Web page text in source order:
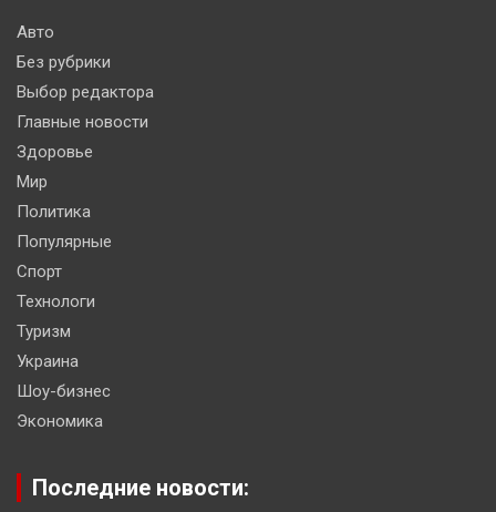
Авто
Без рубрики
Выбор редактора
Главные новости
Здоровье
Мир
Политика
Популярные
Спорт
Технологи
Туризм
Украина
Шоу-бизнес
Экономика
Последние новости: